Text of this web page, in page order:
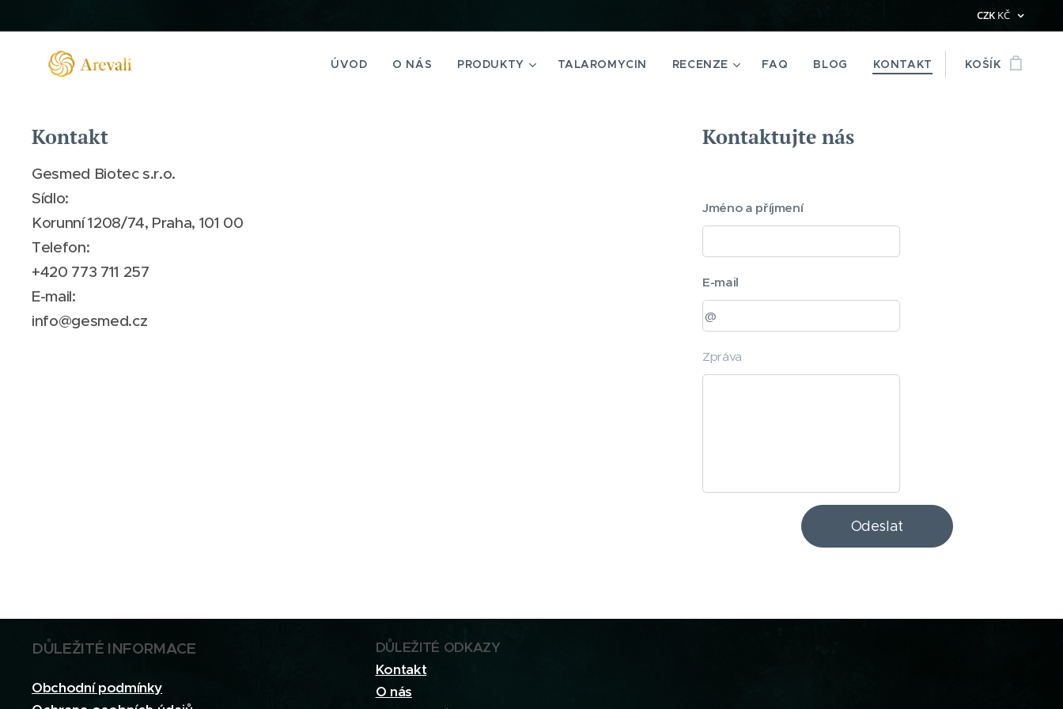
CZK KČ
ÚVOD O NÁS PRODUKTY TALAROMYCIN RECENZE FAQ BLOG KONTAKT KOŠÍK
Kontakt
Gesmed Biotec s.r.o.
Sídlo:
Korunní 1208/74, Praha, 101 00
Telefon:
+420 773 711 257
E-mail:
info@gesmed.cz
Kontaktujte nás
Jméno a příjmení
E-mail
Zpráva
Odeslat
DŮLEŽITÉ INFORMACE
Obchodní podmínky
DŮLEŽITÉ ODKAZY
Kontakt
O nás